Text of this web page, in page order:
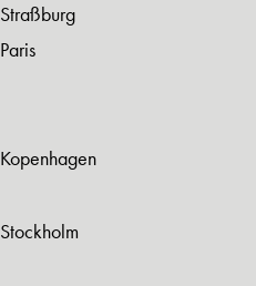
Straßburg
Paris
Kopenhagen
Stockholm